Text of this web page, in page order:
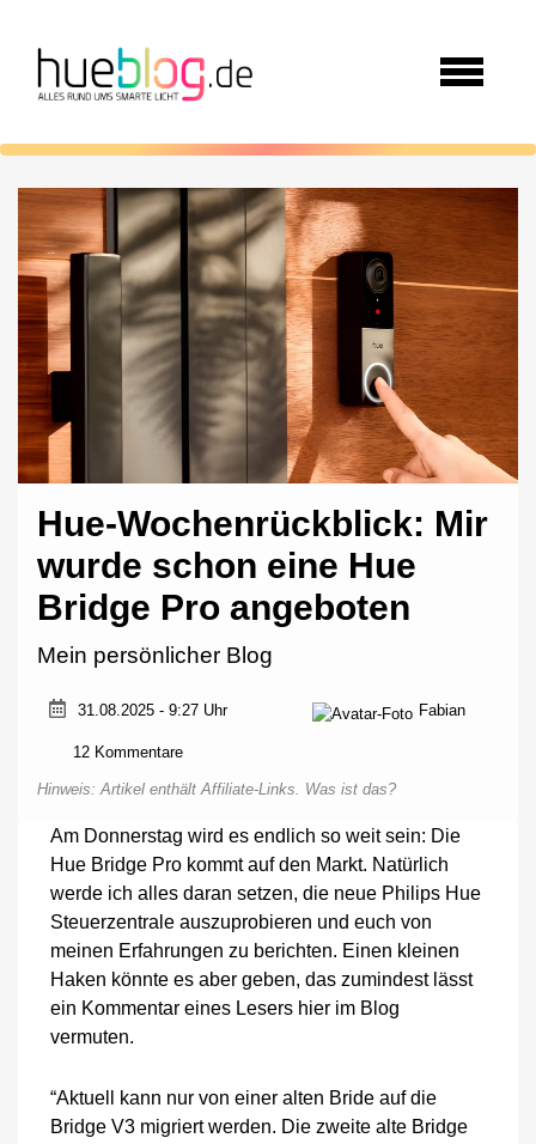
Hue-Wochenrückblick: Mir
wurde schon eine Hue
Bridge Pro angeboten
Mein persönlicher Blog
31.08.2025 - 9:27 Uhr Fabian
12 Kommentarezu
Wochenrückblick:
wurde
schon
eine
Bridge
Pro
angeboten
Hinweis: Artikel enthält Affiliate-Links. Was ist das?
Am Donnerstag wird es endlich so weit sein: Die
Hue Bridge Pro kommt auf den Markt. Natürlich
werde ich alles daran setzen, die neue Philips Hue
Steuerzentrale auszuprobieren und euch von
meinen Erfahrungen zu berichten. Einen kleinen
Haken könnte es aber geben, das zumindest lässt
ein Kommentar eines Lesers hier im Blog
vermuten.
“Aktuell kann nur von einer alten Bride auf die
Bridge V3 migriert werden. Die zweite alte Bridge